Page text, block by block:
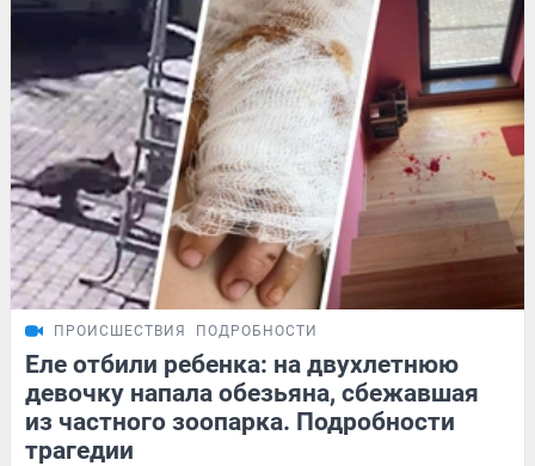
ПРОИСШЕСТВИЯ ПОДРОБНОСТИ
Еле отбили ребенка: на двухлетнюю
девочку напала обезьяна, сбежавшая
из частного зоопарка. Подробности
трагедии